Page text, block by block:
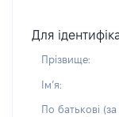
Для
Прізвище:
Імʼя:
По батькові (за